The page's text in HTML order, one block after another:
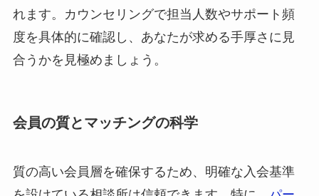
れます。カウンセリングで担当人数やサポート頻
度を具体的に確認し、あなたが求める手厚さに見
合うかを見極めましょう。
会員の質とマッチングの科学
質の高い会員層を確保するため、明確な入会基準